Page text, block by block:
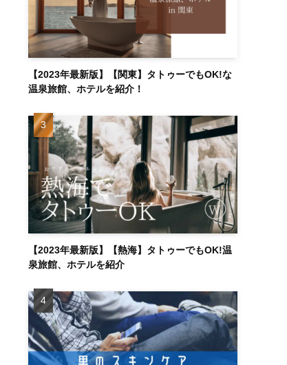
【2023年最新版】【関東】タトゥーでもOK!な
温泉旅館、ホテルを紹介！
【2023年最新版】【熱海】タトゥーでもOK!温
泉旅館、ホテルを紹介